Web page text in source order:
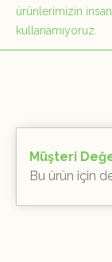
ürünlerimizin insan
kullanamıyoruz.
Müşteri
Bu ürün için